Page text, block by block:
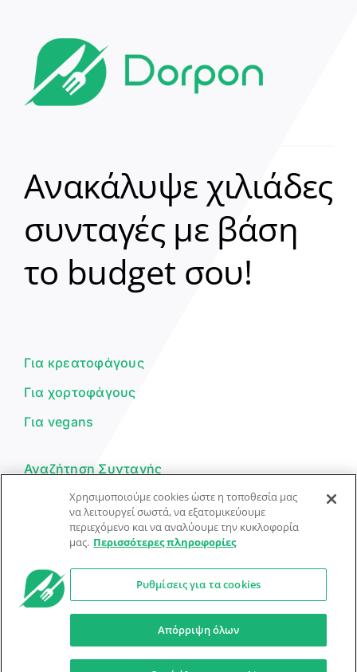
Ανακάλυψε χιλιάδες
συνταγές με βάση
το budget σου!
Για κρεατοφάγους
Για χορτοφάγους
Για vegans
Αναζήτηση Συνταγής
Υποβολή Συνταγής
Φόρμα Επικοινωνίας
© Dorpon • Μηχανή αναζήτησης για …καλοφαγάδες!
Προστασία Προσωπικών Δεδομένων Όροι Xρήσης
Ο βοηθός μπορεί να κάνει λάθη — ελέγξτε τις συνταγές.
Χρησιμοποιούμε cookies ώστε η τοποθεσία μας
να λειτουργεί σωστά, να εξατομικεύουμε
περιεχόμενο και να αναλύουμε την κυκλοφορία
μας. Περισσότερες πληροφορίες
Ρυθμίσεις για τα cookies
Απόρριψη όλων